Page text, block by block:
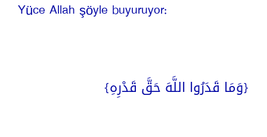
Yüce Allah şöyle buyuruyor:
{وَمَا قَدَرُوا اللَّهَ حَقَّ قَدْرِهِ}